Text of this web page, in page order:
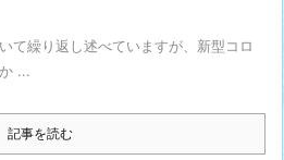
て繰り返し述べていますが、新型コロ
...
記事を読む